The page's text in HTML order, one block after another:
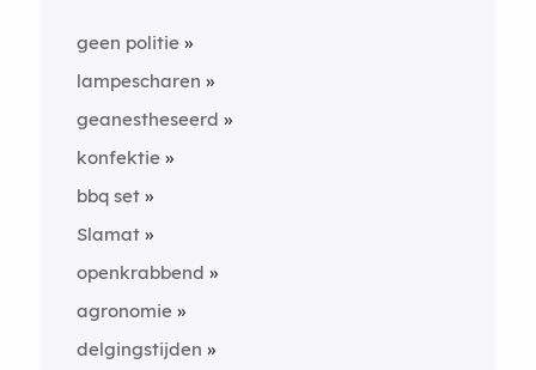
geen politie
lampescharen
geanestheseerd
konfektie
bbq set
Slamat
openkrabbend
agronomie
delgingstijden